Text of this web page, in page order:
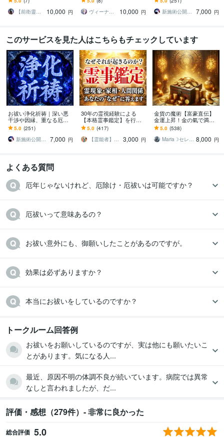
大切な存在まで、重い流
れを綺麗に整える
【前衛靈能者】ジャン
10,000 円
エネルギーが相殺し、停
滞・低迷している方へ
ヴィーナス☆パワー
10,000 円
悪縁、悪運トラブルを厄
除け祈祷で解決へ導く
新施術公開→≪相手意識強制変化≫◆星桜龍
7,000 円
このサービスを見た人はこちらもチェックしています
お祓い浄化祈祷｜深い悪
干渉や因縁、重なる厄祓
います 原因不明の不調、
悪縁、悪運トラブルを厄
除け祈祷で解決へ導く
5.0 (251)
新施術公開→≪相手意識強制変化≫◆星桜龍
7,000 円
30年の霊視経験による
【本格霊事鑑定】を行い
ます 霊現象・家相・家
系・先祖・土地・人間関
係・悪縁・因縁・厄払い
5.0 (417)
【霊能者】天晴
3,000 円
金貨の魔術【富豪直伝】
金運上昇！金の氣で満た
します 財運・くじ運・高
額当選・臨時収入の神
秘 金運の女神と縁結び
5.0 (538)
Maria☽セレスティアルマスター 8,000 円
よくある質問
厄年じゃないけれど、厄除け・厄祓いは可能ですか？
厄祓いって意味あるの？
お祓い意外にも、御願いしたことがあるのですが。
効果は必ずありますか？
本当にお祓いをしているのですか？
トークルーム回答例
お祓いをお願いしているのですが、実は他にも願いたいこ
とがあります。気になる人...
最近、原因不明の体調不良が続いています。病院では異常
なしと言われましたが、だ...
評価・感想（279件）- 非常に良かった
総合評価 5.0